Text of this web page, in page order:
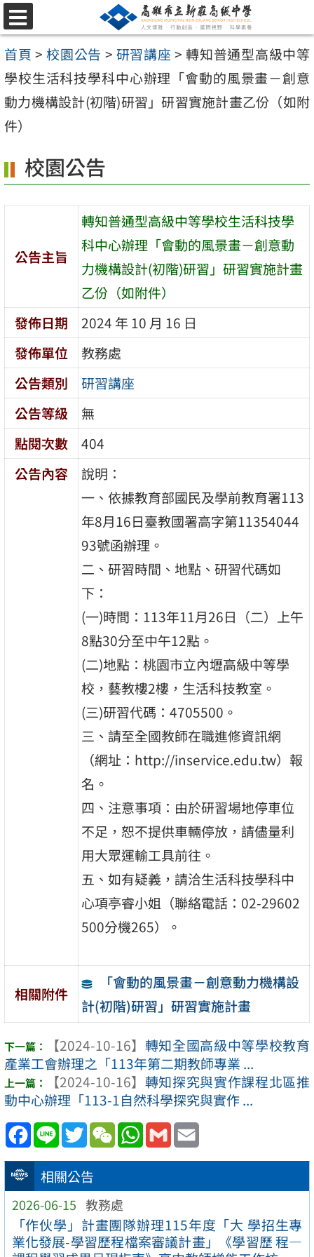
跳
至
主
要
內
容
選
單
首頁 > 校園公告 > 研習講座 > 轉知普通型高級中等
學校生活科技學科中心辦理「會動的風景畫－創意
動力機構設計(初階)研習」研習實施計畫乙份（如附
件）
相關公告
2026-06-15 教務處
「作伙學」計畫團隊辦理115年度「大 學招生專
業化發展-學習歷程檔案審議計畫」《學習歷 程—
校園公告
公告主旨
轉知普通型高級中等學校生活科技學
科中心辦理「會動的風景畫－創意動
力機構設計(初階)研習」研習實施計畫
乙份（如附件）
發佈日期
2024 年 10 月 16 日
發佈單位
教務處
公告類別
研習講座
公告等級
無
點閱次數
404
公告內容
說明：
一、依據教育部國民及學前教育署113
年8月16日臺教國署高字第11354044
93號函辦理。
二、研習時間、地點、研習代碼如
下：
(一)時間：113年11月26日（二）上午
8點30分至中午12點。
(二)地點：桃園市立內壢高級中等學
校，藝教樓2樓，生活科技教室。
(三)研習代碼：4705500。
三、請至全國教師在職進修資訊網
（網址：http://inservice.edu.tw）報
名。
四、注意事項：由於研習場地停車位
不足，恕不提供車輛停放，請儘量利
用大眾運輸工具前往。
五、如有疑義，請洽生活科技學科中
心項亭睿小姐（聯絡電話：02-29602
500分機265）。
相關附件
「會動的風景畫－創意動力機構設
計(初階)研習」研習實施計畫
【2024-10-16】 轉知全國高級中等學校教育
產業工會辦理之「113年第二期教師專業 ...
【2024-10-16】 轉知探究與實作課程北區推
動中心辦理「113-1自然科學探究與實作 ...
Facebook
Line TwitterWeChatWhatsApp
Gmail